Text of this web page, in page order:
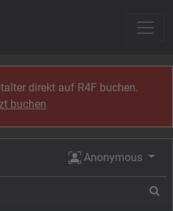
direkt auf R4F buchen.
buchen
Anonymous